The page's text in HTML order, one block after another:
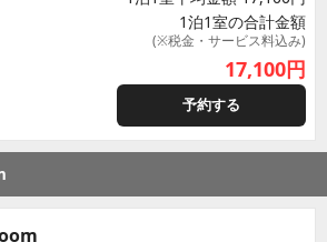
1泊1室の合計金額
(※税金・サービス料込み)
17,100円
予約する